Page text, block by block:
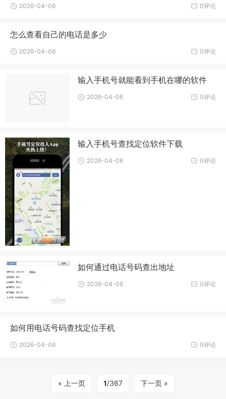
0评论
2026-04-06
怎么查看自己的电话是多少
0评论
2026-04-06
输入手机号就能看到手机在哪的软件
0评论
2026-04-06
输入手机号查找定位软件下载
0评论
2026-04-06
如何通过电话号码查出地址
0评论
2026-04-06
如何用电话号码查找定位手机
0评论
2026-04-06
« 上一页 1/367 下一页 »